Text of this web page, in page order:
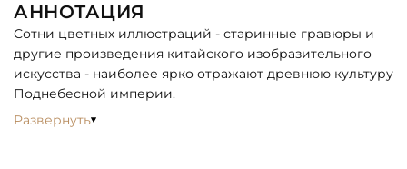
АННОТАЦИЯ
Сотни цветных иллюстраций - старинные гравюры и
другие произведения китайского изобразительного
искусства - наиболее ярко отражают древнюю культуру
Поднебесной империи.
Развернуть